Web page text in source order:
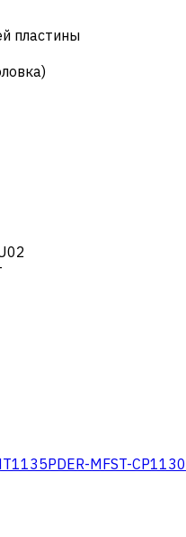
пластины
MFST-CP1130